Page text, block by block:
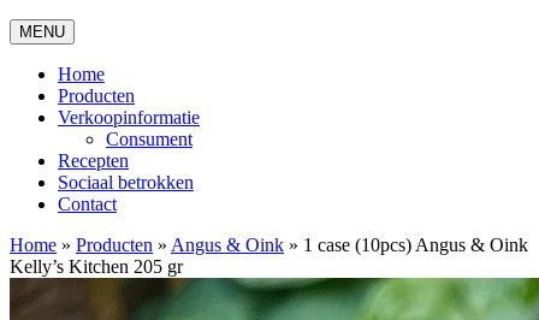
MENU
Home
Producten
Verkoopinformatie
Consument
Recepten
Sociaal betrokken
Contact
Home » Producten » Angus & Oink » 1 case (10pcs) Angus & Oink
Kelly’s Kitchen 205 gr